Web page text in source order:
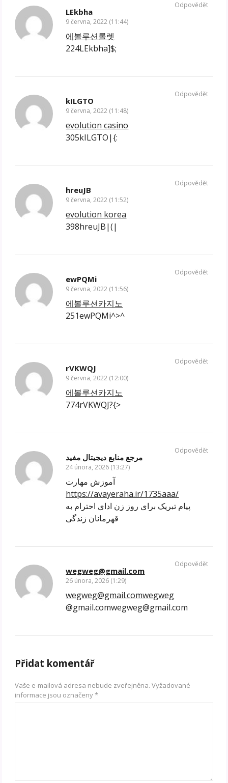
LEkbha
9 června, 2022 (11:44)
에볼루션롤렛
224LEkbha]$;
Odpovědět
kILGTO
9 června, 2022 (11:48)
evolution casino
305kILGTO|{:
Odpovědět
hreuJB
9 června, 2022 (11:52)
evolution korea
398hreuJB|(|
Odpovědět
ewPQMi
9 června, 2022 (11:56)
에볼루션카지노
251ewPQMi^>^
Odpovědět
rVKWQJ
9 června, 2022 (12:00)
에볼루션카지노
774rVKWQJ?{>
Odpovědět
مرجع منابع دیجیتال مفید
24 února, 2026 (13:27)
آموزش مهارت
https://avayeraha.ir/1735aaa/
پیام تبریک برای روز زن ادای احترام به
قهرمانان زندگی
Odpovědět
wegweg@gmail.com
26 února, 2026 (1:29)
wegweg@gmail.comwegweg
@gmail.comwegweg@gmail.com
Odpovědět
Přidat komentář
Vaše e-mailová adresa nebude zveřejněna. Vyžadované
informace jsou označeny*